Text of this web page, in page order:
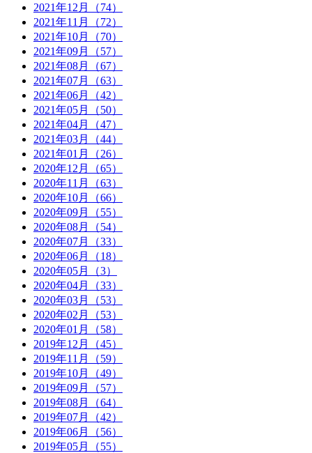
2021年12月（74）
2021年11月（72）
2021年10月（70）
2021年09月（57）
2021年08月（67）
2021年07月（63）
2021年06月（42）
2021年05月（50）
2021年04月（47）
2021年03月（44）
2021年01月（26）
2020年12月（65）
2020年11月（63）
2020年10月（66）
2020年09月（55）
2020年08月（54）
2020年07月（33）
2020年06月（18）
2020年05月（3）
2020年04月（33）
2020年03月（53）
2020年02月（53）
2020年01月（58）
2019年12月（45）
2019年11月（59）
2019年10月（49）
2019年09月（57）
2019年08月（64）
2019年07月（42）
2019年06月（56）
2019年05月（55）